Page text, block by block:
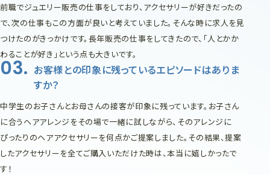
前職でジュエリー販売の仕事をしており、アクセサリーが好きだったの
で、次の仕事もこの方面が良いと考えていました。そんな時に求人を見
つけたのがきっかけです。長年販売の仕事をしてきたので、「人とかか
わることが好き」という点も大きいです。
お客様との印象に残っているエピソードはありま
すか？
中学生のお子さんとお母さんの接客が印象に残っています。お子さん
に合うヘアアレンジをその場で一緒に試しながら、そのアレンジに
ぴったりのヘアアクセサリーを何点かご提案しました。その結果、提案
したアクセサリーを全てご購入いただけた時は、本当に嬉しかったで
す！